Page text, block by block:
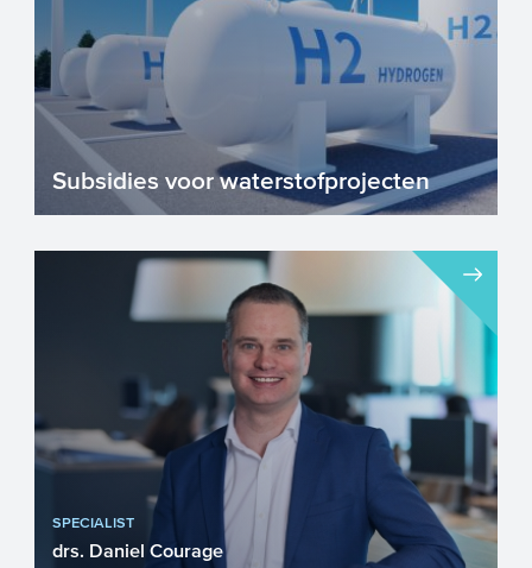
Subsidies voor waterstofprojecten
Waterstof is een veelbelovend, schoon en
duurzaam alternatief binnen het huidige
energiesysteem. Hoe...
SPECIALIST
drs. Daniel Courage